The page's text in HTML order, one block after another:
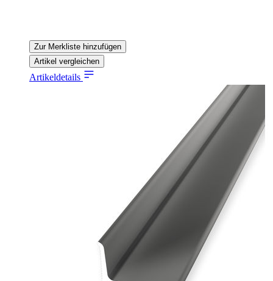
Zur Merkliste hinzufügen
Artikel vergleichen
Artikeldetails